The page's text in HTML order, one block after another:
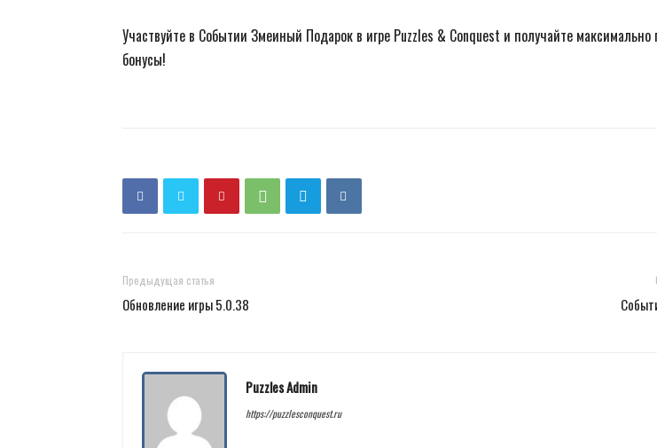
Участвуйте в Событии Змеиный Подарок в игре Puzzles & Conquest и получайте
бонусы!
Предыдущая статья
Обновление игры 5.0.38
Puzzles Admin
https://puzzlesconquest.ru